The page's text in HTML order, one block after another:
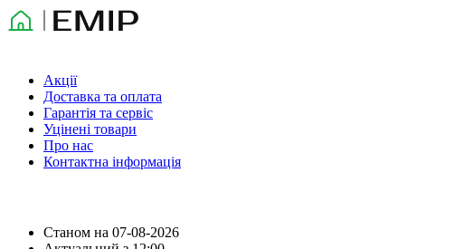
Акції
Доставка та оплата
Гарантія та сервіс
Уцінені товари
Про нас
Контактна інформація
Станом на 07-08-2026